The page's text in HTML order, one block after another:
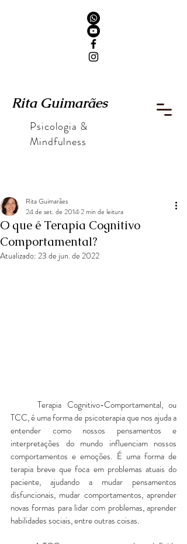
Rita Guimarães
Psicologia &
Mindfulness
O que é Terapia Cognitivo
Comportamental?
Rita Guimarães
24 de set. de 20142 min de leitura
Atualizado: 23 de jun. de 2022
	Terapia Cognitivo-Comportamental, ou
TCC, é uma forma de psicoterapia que nos ajuda a
entender como nossos pensamentos e
interpretações do mundo influenciam nossos
comportamentos e emoções. É uma forma de
terapia breve que foca em problemas atuais do
paciente, ajudando a mudar pensamentos
disfuncionais, mudar comportamentos, aprender
novas formas para lidar com problemas, aprender
habilidades sociais, entre outras coisas.